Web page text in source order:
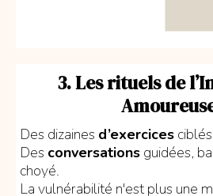
3. Les rituels de
Des dizaines d’exercices
Des conversations guidées,
choyé.
La vulnérabilité n'est plus une